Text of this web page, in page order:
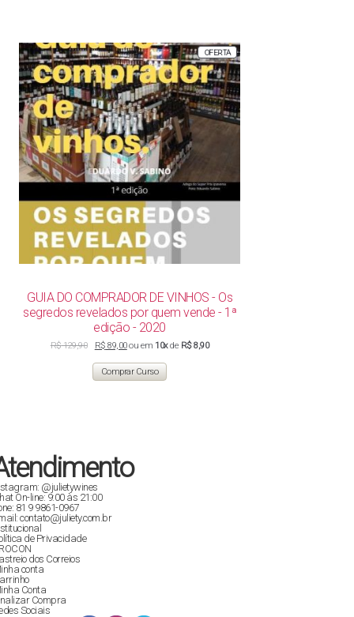
OFERTAPRODUTO
EM
PROMOÇÃO
GUIA DO COMPRADOR DE VINHOS - Os
segredos revelados por quem vende - 1ª
edição - 2020
R$129,90
preço
original
R$ 129,90.
R$ 89,00O
preço
atual
é:
R$ 89,00.
ou em 10xde R$ 8,90
Comprar Curso
@julietywines
On-line: 9:00 às 21:00
81 9 9861-0967
contato@juliety.com.br
de Privacidade
dos Correios
conta
Conta
Compra
Sociais